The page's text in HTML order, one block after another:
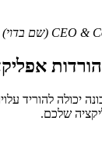
CEO &
יכולה להוריד
שלכם.